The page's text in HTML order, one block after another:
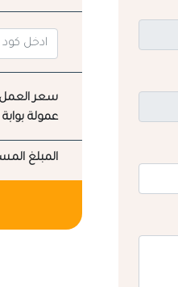
سعر
عمولة بوابة
المبلغ